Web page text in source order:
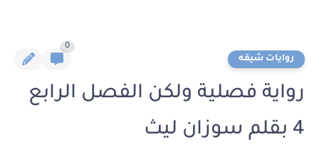
روايات شيقه
0
رواية فصلية ولكن الفصل الرابع
4 بقلم سوزان ليث